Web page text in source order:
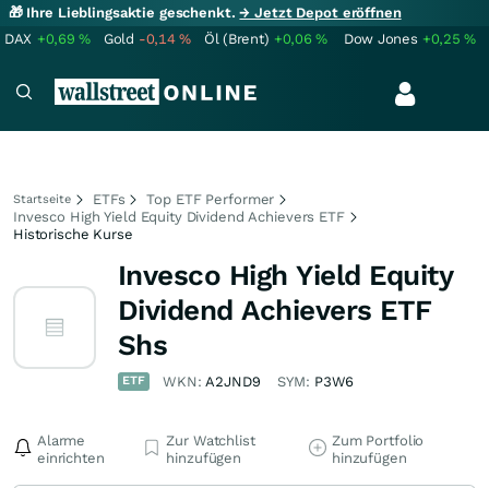
🎁 Ihre Lieblingsaktie geschenkt.→ Jetzt Depot eröffnen
DAX +0,69% Gold -0,14% Öl (Brent) +0,06% Dow Jones +0,25%
Startseite ETFs
Top ETF Performer
Invesco High Yield Equity Dividend Achievers ETF
Historische Kurse
Invesco High Yield Equity
Dividend Achievers ETF
Shs
ETF WKN:A2JND9 SYM: P3W6
Alarme
einrichten
Zur Watchlist
hinzufügen
Zum Portfolio
hinzufügen